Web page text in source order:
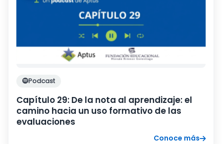
Podcast
Capítulo 29: De la nota al aprendizaje: el
camino hacia un uso formativo de las
evaluaciones
Conoce más